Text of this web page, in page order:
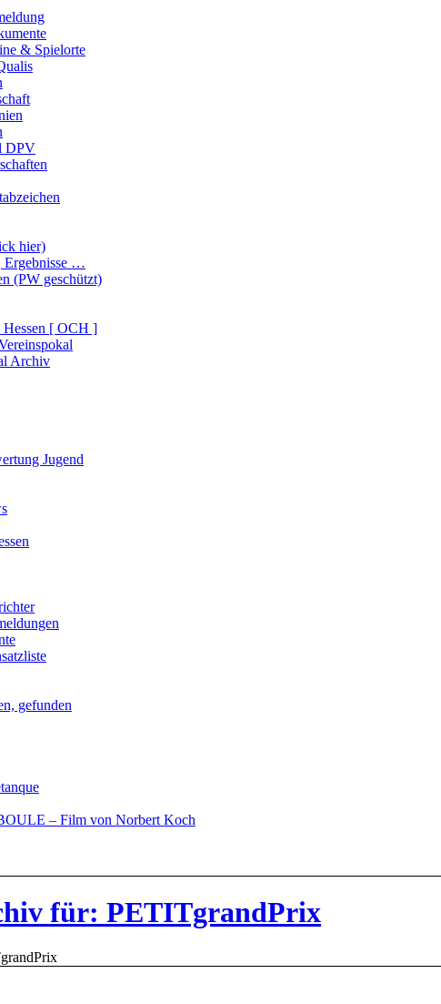
& Spielorte
DPV
hier)
Ergebnisse …
(PW geschützt)
[ OCH ]
Archiv
Jugend
gefunden
– Film von Norbert Koch
für: PETITgrandPrix